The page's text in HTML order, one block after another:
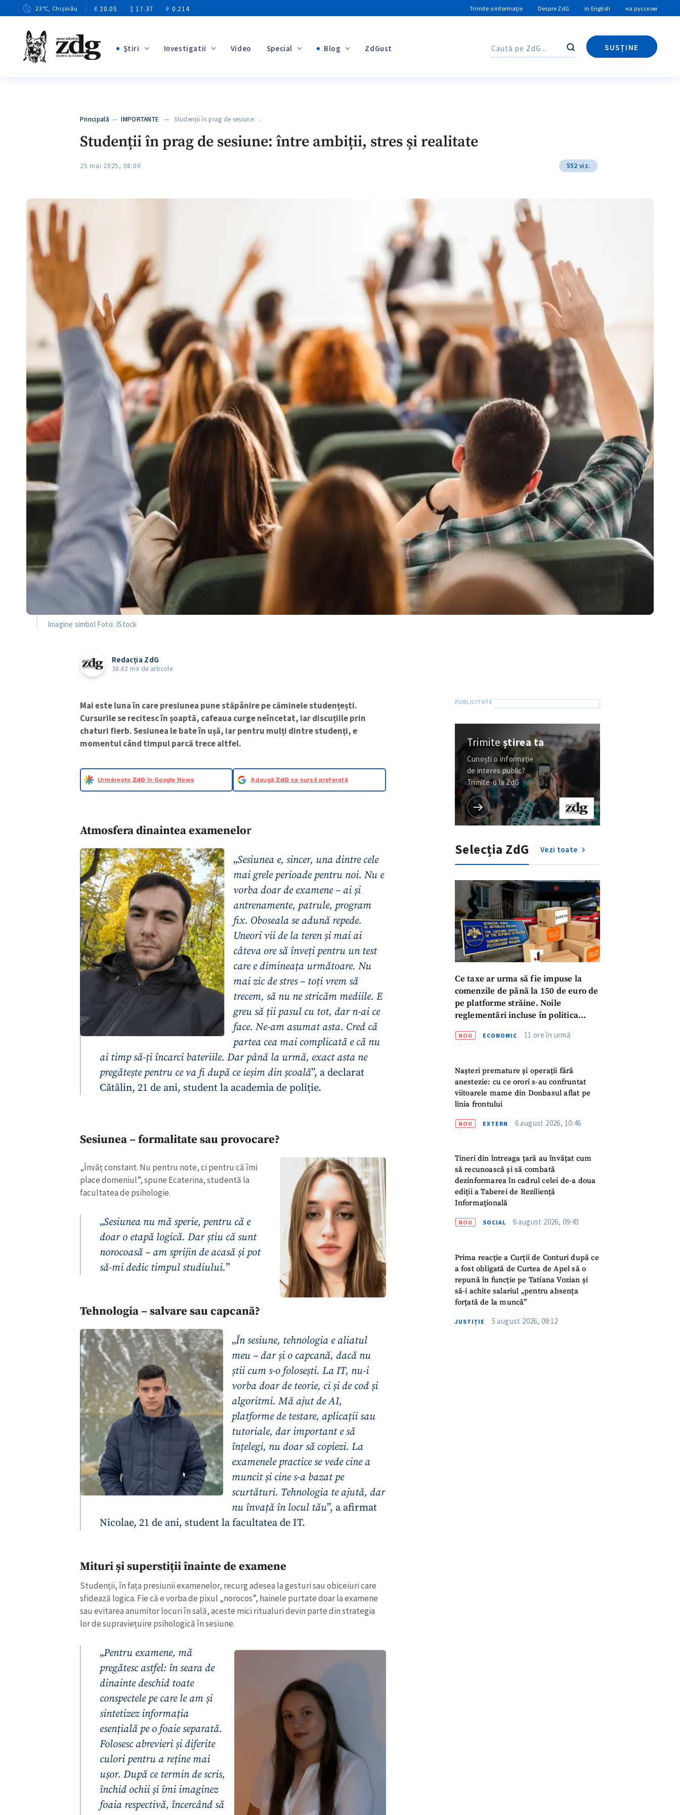
23 °C, Chișinău € 20.05 $ 17.37 ₽ 0.214 Trimite o informație Despre ZdG in English на русском
Ştiri Investigatii Video Special Blog ZdGust Caută
SUSȚINE
Caută
Principală —IMPORTANTE — Studenții în prag de sesiune:…
Studenții în prag de sesiune: între ambiții, stres și realitate
25 mai 2025, 08:00 552 viz.
Imagine simbol Foto: IStock
Redacția ZdG
38.62 mii de articole
Mai este luna în care presiunea pune stăpânire pe căminele studențești.
Cursurile se recitesc în șoaptă, cafeaua curge neîncetat, iar discuțiile prin
chaturi fierb. Sesiunea le bate în ușă, iar pentru mulți dintre studenți, e
momentul când timpul parcă trece altfel.
Urmărește ZdG în Google News AdaugăZdG ca sursă preferată
Atmosfera dinaintea examenelor
„Sesiunea e, sincer, una dintre cele
mai grele perioade pentru noi. Nu e
vorba doar de examene – ai și
antrenamente, patrule, program
fix. Oboseala se adună repede.
Uneori vii de la teren și mai ai
câteva ore să înveți pentru un test
care e dimineața următoare. Nu
mai zic de stres – toți vrem să
trecem, să nu ne stricăm mediile. E
greu să ții pasul cu tot, dar n-ai ce
face. Ne-am asumat asta. Cred că
partea cea mai complicată e că nu
ai timp să-ți încarci bateriile. Dar până la urmă, exact asta ne
pregătește pentru ce va fi după ce ieșim din școală”, a declarat
Cătălin, 21 de ani, student la academia de poliție.
Sesiunea – formalitate sau provocare?
„Învăț constant. Nu pentru note, ci pentru că îmi
place domeniul”, spune Ecaterina, studentă la
facultatea de psihologie.
„Sesiunea nu mă sperie, pentru că e
doar o etapă logică. Dar știu că sunt
norocoasă – am sprijin de acasă și pot
să-mi dedic timpul studiului.”
Tehnologia – salvare sau capcană?
„În sesiune, tehnologia e aliatul
meu – dar și o capcană, dacă nu
știi cum s-o folosești. La IT, nu-i
vorba doar de teorie, ci și de cod și
algoritmi. Mă ajut de AI,
platforme de testare, aplicații sau
tutoriale, dar important e să
înțelegi, nu doar să copiezi. La
examenele practice se vede cine a
muncit și cine s-a bazat pe
scurtături. Tehnologia te ajută, dar
nu învață în locul tău”, a afirmat
Nicolae, 21 de ani, student la facultatea de IT.
Mituri și superstiții înainte de examene
Studenții, în fața presiunii examenelor, recurg adesea la gesturi sau obiceiuri care
sfidează logica. Fie că e vorba de pixul „norocos”, hainele purtate doar la examene
sau evitarea anumitor locuri în sală, aceste mici ritualuri devin parte din strategia
lor de supraviețuire psihologică în sesiune.
„Pentru examene, mă
pregătesc astfel: în seara de
dinainte deschid toate
conspectele pe care le am și
sintetizez informația
esențială pe o foaie separată.
Folosesc abrevieri și diferite
culori pentru a reține mai
ușor. După ce termin de scris,
închid ochii și îmi imaginez
foaia respectivă, încercând să
Trimiteștirea ta
Cunoști o informație
de interes public?
Trimite-o la ZdG
Selecția ZdG Vezi toate
Ce taxe ar urma să fie impuse la
comenzile de până la 150 de euro de
pe platforme străine. Noile
reglementări incluse în politica
NOU ECONOMIC 11 ore în urmă
Nașteri premature și operații fără
anestezie: cu ce orori s-au confruntat
viitoarele mame din Donbasul aflat pe
linia frontului
NOU EXTERN 6 august 2026, 10:46
Tineri din întreaga țară au învățat cum
să recunoască și să combată
dezinformarea în cadrul celei de-a doua
ediții a Taberei de Reziliență
Informațională
NOU SOCIAL 6 august 2026, 09:43
Prima reacție a Curții de Conturi după ce
a fost obligată de Curtea de Apel să o
repună în funcție pe Tatiana Vozian și
să-i achite salariul „pentru absența
forțată de la muncă”
JUSTIȚIE 5 august 2026, 09:12
Titlu știre + Adaugă titlu
Link media + Link media
+ Numele meu
+ Telefon personal
Am citit și sunt de acord cupolitica de
TRIMITE ȘTIREA